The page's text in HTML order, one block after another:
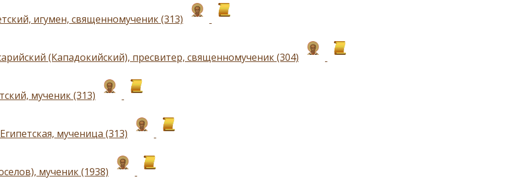
игумен, священномученик (313)
(Кападокийский), пресвитер, священномученик (304)
мученик (313)
мученица (313)
мученик (1938)